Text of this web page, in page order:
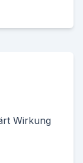
Wirkung